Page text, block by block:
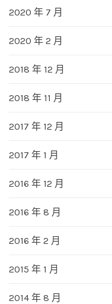
2020 年 7 月
2020 年 2 月
2018 年 12 月
2018 年 11 月
2017 年 12 月
2017 年 1 月
2016 年 12 月
2016 年 8 月
2016 年 2 月
2015 年 1 月
2014 年 8 月